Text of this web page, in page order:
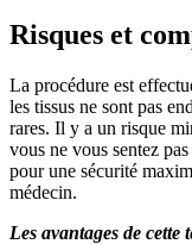
Risques et
La procédure est
les tissus ne sont pas
rares. Il y a un risque
vous ne vous sentez
pour une sécurité
médecin.
Les avantages de cette